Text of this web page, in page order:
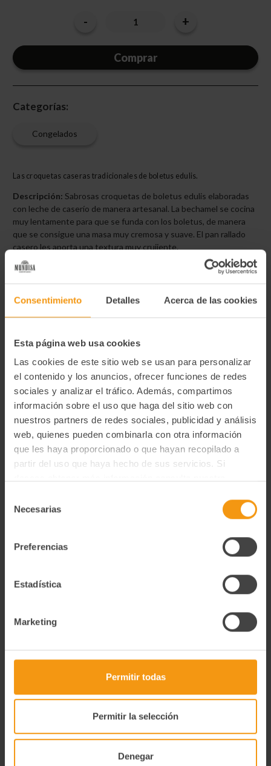
Consentimiento Detalles Acerca de las cookies
Esta página web usa cookies
Las cookies de este sitio web se usan para personalizar
el contenido y los anuncios, ofrecer funciones de redes
sociales y analizar el tráfico. Además, compartimos
información sobre el uso que haga del sitio web con
nuestros partners de redes sociales, publicidad y análisis
web, quienes pueden combinarla con otra información
que les haya proporcionado o que hayan recopilado a
partir del uso que haya hecho de sus servicios. Si
Necesarias
Preferencias
Estadística
Marketing
Permitir todas
Permitir la selección
Denegar
Las croquetas caseras tradicionales de boletus edulis.
Descripción: Sabrosas croquetas de boletus edulis elaboradas
con leche de caserío de manera artesanal. La bechamel se cocina
muy lentamente para que se funda con los boletus, de manera
que se consigue una masa muy cremosa y suave. El pan rallado
casero les aporta una textura muy crujiente.
0.54 €/ud.
existencias:
Disminuir
de
CROQUETA
BOLETUS
GR
-
Aumentar
de
BOLETUS
GR
+
Categorías:
Congelados
Información adicional
Congelado
Unidades de producto
40
Ingredientes
Leche entera de vaca pasteurizada (48%), pan rallado (harina
de trigo, agua, aceite de girasol, sal, levadura biológica,
extracto de pimentón y curcumina), harina de trigo, hongo
Boletus edulis (9,57%), aceite de oliva, cebolla, preparado
para empanado (almidón modificado de maíz, harina de
trigo, sal, espesante goma xantana), mantequilla, nata
Degustación
abundante aceite a 185ºC durante 2-3 minutos, sin
sobrecargar de producto la freidora/sartén. Dejar reposar
Información Nutricional 100g Valor energético (kcal) 859 Kj /
205 Kcal Grasas (g) 11 g De las cuales saturadas (g) 3,9 g
g Proteinas (g) 3,9 g Sal (g) 1 g
contener trazas de frutos de cáscara, soja, apio, pescado,
moluscos, sulfitos, huevo y crustáceos.
Productos relacionados